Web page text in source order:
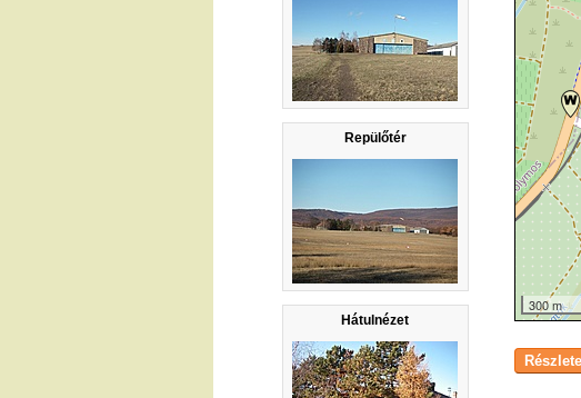
Repülőtér
Hátulnézet
300 m